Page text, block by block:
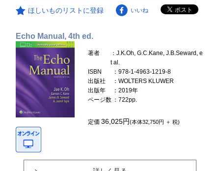
ほしいものリストに登録 いいね
Echo Manual, 4th ed.
著者
：J.K.Oh, G.C.Kane, J.B.Seward, e
t al.
ISBN
：978-1-4963-1219-8
出版社
：WOLTERS KLUWER
出版年
：2019年
ページ数 ：722pp.
定価36,025円(本体32,750円 ＋ 税)